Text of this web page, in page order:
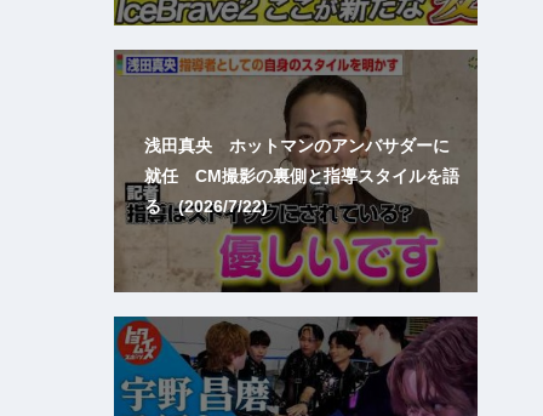
浅田真央 ホットマンのアンバサダーに
就任 CM撮影の裏側と指導スタイルを語
る (2026/7/22)